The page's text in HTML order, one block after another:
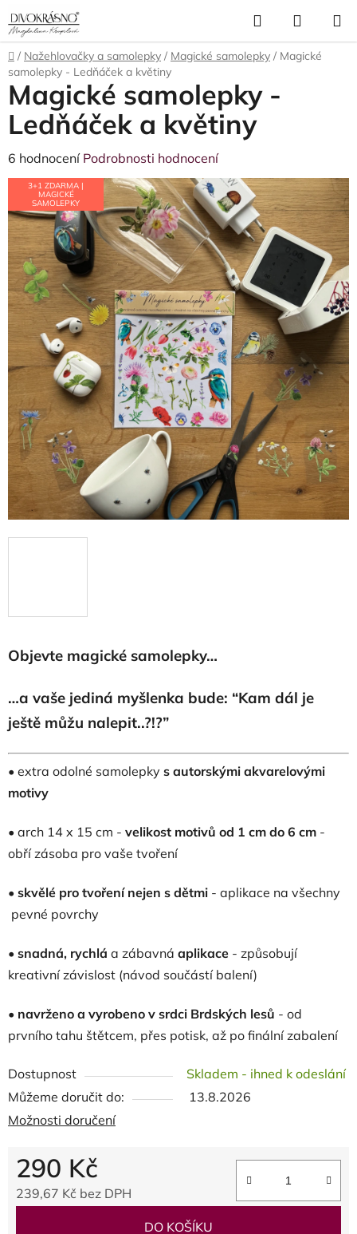
na
obsah
Hledat
KOŠÍK
Domů
/ Nažehlovačky a samolepky / Magické samolepky / Magické
samolepky - Ledňáček a květiny
Objevte magické samolepky…
…a vaše jediná myšlenka bude: “Kam dál je
ještě můžu nalepit..?!?”
• extra odolné samolepky s autorskými akvarelovými
motivy
• arch 14 x 15 cm - velikost motivů od 1 cm do 6 cm -
obří zásoba pro vaše tvoření
• skvělé pro tvoření nejen s dětmi - aplikace na všechny
pevné povrchy
• snadná, rychlá a zábavná aplikace - způsobují
kreativní závislost (návod součástí balení)
• navrženo a vyrobeno v srdci Brdských lesů - od
prvního tahu štětcem, přes potisk, až po finální zabalení
Dostupnost
Skladem - ihned k odeslání
Můžeme doručit do:
13.8.2026
Možnosti doručení
290 Kč
239,67 Kč bez DPH
DO KOŠÍKU
Magické samolepky -
Ledňáček a květiny
Průměrné
hodnocení
produktu
je
5,0
z
5
hvězdiček.
6 hodnocení Podrobnosti hodnocení
3+1 ZDARMA |
MAGICKÉ
SAMOLEPKY